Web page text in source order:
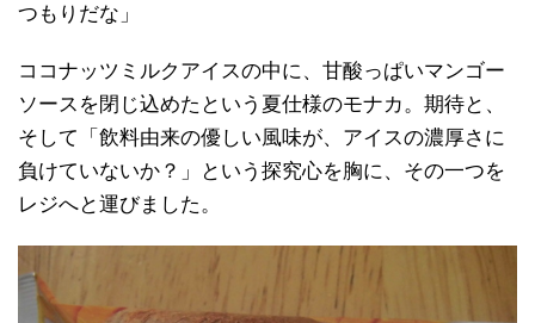
つもりだな」
ココナッツミルクアイスの中に、甘酸っぱいマンゴー
ソースを閉じ込めたという夏仕様のモナカ。期待と、
そして「飲料由来の優しい風味が、アイスの濃厚さに
負けていないか？」という探究心を胸に、その一つを
レジへと運びました。